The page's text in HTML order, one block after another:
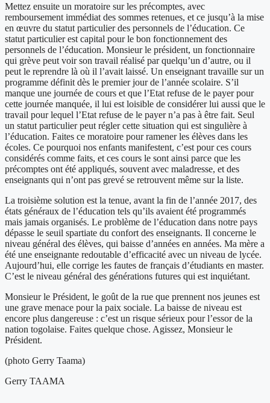
Mettez ensuite un moratoire sur les précomptes, avec
remboursement immédiat des sommes retenues, et ce jusqu’à la mise
en œuvre du statut particulier des personnels de l’éducation. Ce
statut particulier est capital pour le bon fonctionnement des
personnels de l’éducation. Monsieur le président, un fonctionnaire
qui grève peut voir son travail réalisé par quelqu’un d’autre, ou il
peut le reprendre là où il l’avait laissé. Un enseignant travaille sur un
programme définit dès le premier jour de l’année scolaire. S’il
manque une journée de cours et que l’Etat refuse de le payer pour
cette journée manquée, il lui est loisible de considérer lui aussi que le
travail pour lequel l’Etat refuse de le payer n’a pas à être fait. Seul
un statut particulier peut régler cette situation qui est singulière à
l’éducation. Faites ce moratoire pour ramener les élèves dans les
écoles. Ce pourquoi nos enfants manifestent, c’est pour ces cours
considérés comme faits, et ces cours le sont ainsi parce que les
précomptes ont été appliqués, souvent avec maladresse, et des
enseignants qui n’ont pas grevé se retrouvent même sur la liste.
La troisième solution est la tenue, avant la fin de l’année 2017, des
états généraux de l’éducation tels qu’ils avaient été programmés
mais jamais organisés. Le problème de l’éducation dans notre pays
dépasse le seuil spartiate du confort des enseignants. Il concerne le
niveau général des élèves, qui baisse d’années en années. Ma mère a
été une enseignante redoutable d’efficacité avec un niveau de lycée.
Aujourd’hui, elle corrige les fautes de français d’étudiants en master.
C’est le niveau général des générations futures qui est inquiétant.
Monsieur le Président, le goût de la rue que prennent nos jeunes est
une grave menace pour la paix sociale. La baisse de niveau est
encore plus dangereuse : c’est un risque sérieux pour l’essor de la
nation togolaise. Faites quelque chose. Agissez, Monsieur le
Président.
(photo Gerry Taama)
Gerry TAAMA